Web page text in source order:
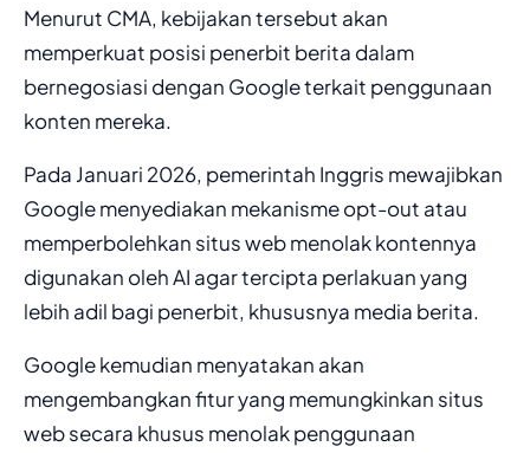
Menurut CMA, kebijakan tersebut akan
memperkuat posisi penerbit berita dalam
bernegosiasi dengan Google terkait penggunaan
konten mereka.
Pada Januari 2026, pemerintah Inggris mewajibkan
Google menyediakan mekanisme opt-out atau
memperbolehkan situs web menolak kontennya
digunakan oleh AI agar tercipta perlakuan yang
lebih adil bagi penerbit, khususnya media berita.
Google kemudian menyatakan akan
mengembangkan fitur yang memungkinkan situs
web secara khusus menolak penggunaan